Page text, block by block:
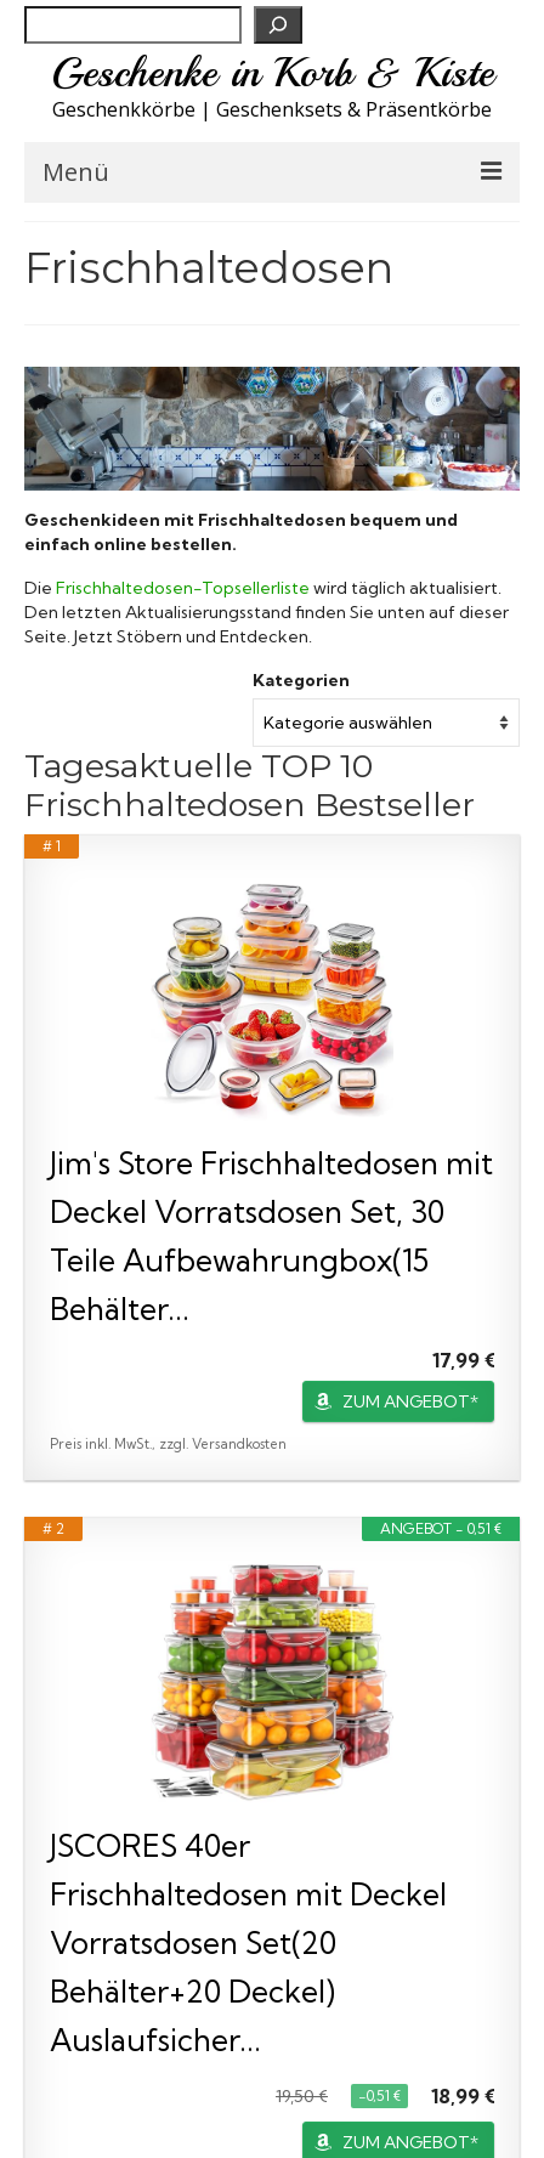
Geschenke in Korb & Kiste
Geschenkkörbe | Geschenksets & Präsentkörbe
Menü
Spirituosen
Sport
Wohnen
Frischhaltedosen
Geschenkideen mit Frischhaltedosen bequem und
einfach online bestellen.
Die Frischhaltedosen-Topsellerliste wird täglich aktualisiert.
Den letzten Aktualisierungsstand finden Sie unten auf dieser
Seite. Jetzt Stöbern und Entdecken.
Kategorien
Tagesaktuelle TOP 10
Frischhaltedosen Bestseller
# 1
Jim's Store Frischhaltedosen mit
Deckel Vorratsdosen Set, 30
Teile Aufbewahrungbox(15
Behälter...
17,99 €
ZUM ANGEBOT*
Preis inkl. MwSt., zzgl. Versandkosten
ANGEBOT - 0,51 €
# 2
JSCORES 40er
Frischhaltedosen mit Deckel
Vorratsdosen Set(20
Behälter+20 Deckel)
Auslaufsicher...
19,50 € −0,51 € 18,99 €
ZUM ANGEBOT*